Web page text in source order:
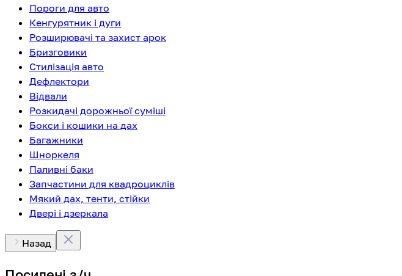
Пороги для авто
Кенгурятник і дуги
Розширювачі та захист арок
Бризговики
Стилізація авто
Дефлектори
Відвали
Розкидачі дорожньої суміші
Бокси і кошики на дах
Багажники
Шноркеля
Паливні баки
Запчастини для квадроциклів
Мякий дах, тенти, стійки
Двері і дзеркала
Назад